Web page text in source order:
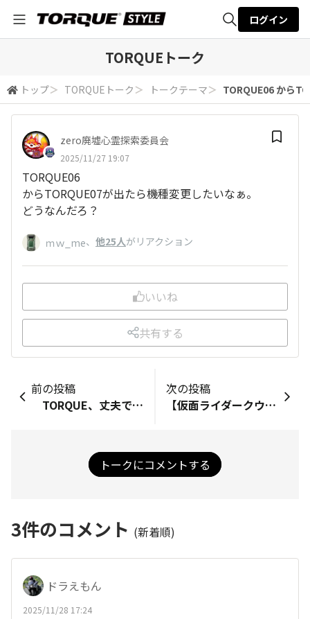
検索
ログイン
TORQUEトーク
トップ＞ TORQUEトーク ＞ トークテーマ＞ TORQUE06 から
zero廃墟心霊探索委員会
2025/11/27 19:07
TORQUE06
からTORQUE07が出たら機種変更したいなぁ。
どうなんだろ？
ｍｗ_me、 他25人がリアクション
いいね
共有する
前の投稿
TORQUE、丈夫でカッコいいから大好き。 高感度カメラも、夜は暗い所でもすごくきれいに撮れるから好き。音声でシャッターがきれるのも便利でちょっと自慢かな♪TORQUEこんなところが好き TORQUE04 ブルー 使用６年目でそろそろ変える方が良いとあちこちで言われているが、まだまだ使いたい。持っていたい♪
次の投稿
【仮面ライダークウガ】２５周年記念でＧショックとのコラボが実現しましたぁ！11/28(金）12時よりARTIMATION公式ECショップにて先行販売予定です。ARTIMATION公式https://www.artimation.shop/view/item/000000000177?category_page_id=ct37 赤と黒、裏蓋のロゴにベルトの二重線とこれは超カッコイイ！ クウガ放送から25年もたっていたのですかーーーーー。
トークにコメントする
3件のコメント (新着順)
ドラえもん
2025/11/28 17:24